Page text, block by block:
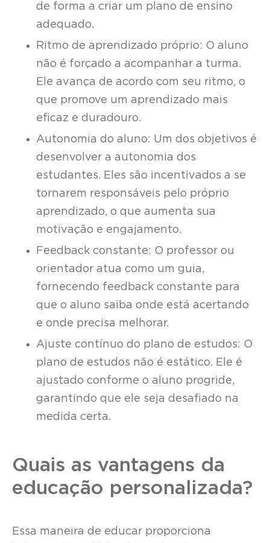
de forma a criar um plano de ensino
adequado.
Ritmo de aprendizado próprio: O aluno
não é forçado a acompanhar a turma.
Ele avança de acordo com seu ritmo, o
que promove um aprendizado mais
eficaz e duradouro.
Autonomia do aluno: Um dos objetivos é
desenvolver a autonomia dos
estudantes. Eles são incentivados a se
tornarem responsáveis pelo próprio
aprendizado, o que aumenta sua
motivação e engajamento.
Feedback constante: O professor ou
orientador atua como um guia,
fornecendo feedback constante para
que o aluno saiba onde está acertando
e onde precisa melhorar.
Ajuste contínuo do plano de estudos: O
plano de estudos não é estático. Ele é
ajustado conforme o aluno progride,
garantindo que ele seja desafiado na
medida certa.
Quais as vantagens da
educação personalizada?
Essa maneira de educar proporciona